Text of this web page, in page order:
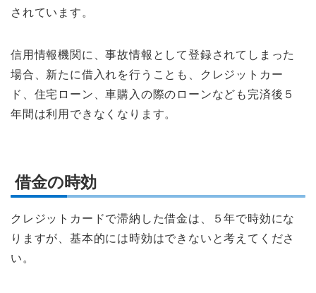
されています。
信用情報機関に、事故情報として登録されてしまった
場合、新たに借入れを行うことも、クレジットカー
ド、住宅ローン、車購入の際のローンなども完済後５
年間は利用できなくなります。
借金の時効
クレジットカードで滞納した借金は、５年で時効にな
りますが、基本的には時効はできないと考えてくださ
い。